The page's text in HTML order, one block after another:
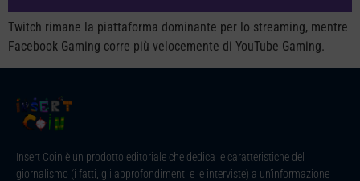
Twitch rimane la piattaforma dominante per lo streaming, mentre
Facebook Gaming corre più velocemente di YouTube Gaming.
Insert Coin è un prodotto editoriale che dedica le caratteristiche del
giornalismo (i fatti, gli approfondimenti e le interviste) a un’informazione